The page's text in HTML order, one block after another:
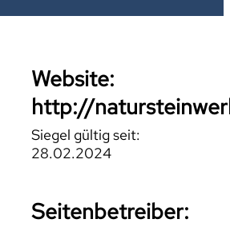
Website:
http://
Siegel gültig seit:
28.02.2024
Seitenbetreiber: